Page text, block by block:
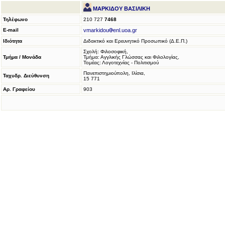
ΜΑΡΚΙΔΟΥ ΒΑΣΙΛΙΚΗ
Τηλέφωνο 210 727 7468
E-mail
vmarkidou enl.uoa.gr
Ιδιότητα Διδακτικό και Ερευνητικό Προσωπικό (Δ.Ε.Π.)
Τμήμα / Μονάδα
Σχολή: Φιλοσοφική,
Τμήμα: Αγγλικής Γλώσσας και Φιλολογίας,
Τομέας: Λογοτεχνίας - Πολιτισμού
Ταχυδρ. Διεύθυνση
Πανεπιστημιούπολη, Ιλίσια,
15 771
Αρ. Γραφείου
903